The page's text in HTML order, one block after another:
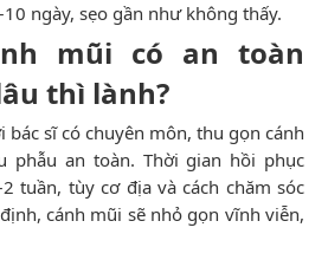
ngày, sẹo gần như không thấy.
mũi có an toàn
thì lành?
bác sĩ có chuyên môn, thu gọn cánh
phẫu an toàn. Thời gian hồi phục
tuần, tùy cơ địa và cách chăm sóc
cánh mũi sẽ nhỏ gọn vĩnh viễn,